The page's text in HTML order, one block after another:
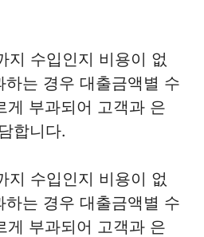
지 수입인지 비용이 없
하는 경우 대출금액별 수
게 부과되어 고객과 은
합니다.
지 수입인지 비용이 없
하는 경우 대출금액별 수
게 부과되어 고객과 은